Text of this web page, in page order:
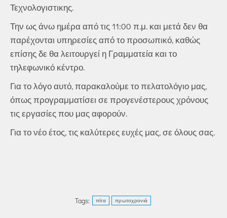
Τεχνολογιστικης.
Την ως άνω ημέρα από τις 11:00 π.μ. και μετά δεν θα
παρέχονται υπηρεσίες από το προσωπικό, καθώς
επίσης δε θα λειτουργεί η Γραμματεία και το
τηλεφωνικό κέντρο.
Για το λόγο αυτό, παρακαλούμε το πελατολόγιο μας,
όπως προγραμματίσει σε προγενέστερους χρόνους
τις εργασίες που μας αφορούν.
Για το νέο έτος, τις καλύτερες ευχές μας, σε όλους σας.
Tags: πίτα πρωτοχρονιά